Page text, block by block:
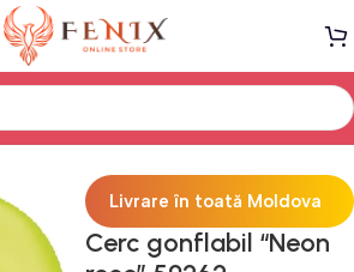
Accesorii înot
Livrare în toată Moldova
Cerc gonflabil “Neon